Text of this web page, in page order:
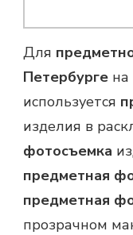
Для
Петербурге
используется
изделия в
фотосъемка
предметная
предметная
прозрачном